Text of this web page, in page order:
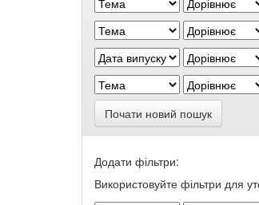
Почати новий пошук
Додати фільтри:
Використовуйте фільтри для